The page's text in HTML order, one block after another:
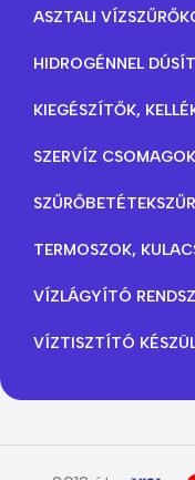
ASZTALI VÍZSZŰRŐK
HIDROGÉNNEL
KIEGÉSZÍTŐK,
SZERVÍZ CSOMAGOK
SZŰRŐBETÉTEK
TERMOSZOK,
VÍZLÁGYÍTÓ
VÍZTISZTÍTÓ